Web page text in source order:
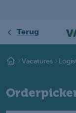
Terug
Vacatures